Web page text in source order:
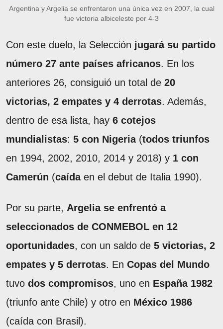
Argentina y Argelia se enfrentaron una única vez en 2007, la cual
fue victoria albiceleste por 4-3
Con este duelo, la Selección jugará su partido
número 27 ante países africanos. En los
anteriores 26, consiguió un total de 20
victorias, 2 empates y 4 derrotas. Además,
dentro de esa lista, hay 6 cotejos
mundialistas: 5 con Nigeria(todos triunfos
en 1994, 2002, 2010, 2014 y 2018) y 1 con
Camerún (caídaen el debut de Italia 1990).
Por su parte, Argelia se enfrentó a
seleccionados de CONMEBOL en 12
oportunidades, con un saldo de 5 victorias, 2
empates y 5 derrotas. En Copas del Mundo
tuvo dos compromisos, uno en España 1982
(triunfo ante Chile) y otro en México 1986
(caída con Brasil).